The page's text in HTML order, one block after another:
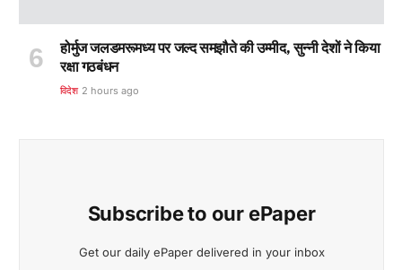
होर्मुज जलडमरूमध्य पर जल्द समझौते की उम्मीद, सुन्नी देशों ने किया
रक्षा गठबंधन
विदेश 2 hours ago
Subscribe to our ePaper
Get our daily ePaper delivered in your inbox